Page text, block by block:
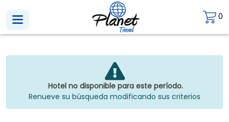
0
Hotel no disponible para este período.
Renueve su búsqueda modificando sus criterios